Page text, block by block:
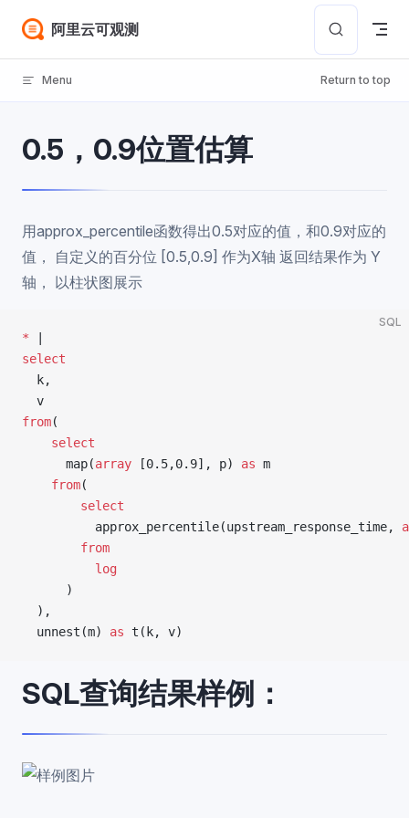
Skip to content
阿里云可观测
Menu Return to top
0.5，0.9位置估算
用approx_percentile函数得出0.5对应的值，和0.9对应的
值， 自定义的百分位 [0.5,0.9] 作为X轴 返回结果作为 Y
轴， 以柱状图展示
SQL
*
select
  k,
  v
from(
    select
      map(
array [0.5,0.9], p) as m
    from
(
        select
          approx_percentile(upstream_response_time,
        from
          log
      )
  ),
  unnest(m)
as t(k, v)
SQL查询结果样例：